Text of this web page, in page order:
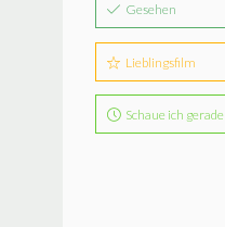
Gesehen
Lieblingsfilm
Schaue ich gerade